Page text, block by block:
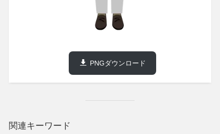
PNGダウンロード
関連キーワード